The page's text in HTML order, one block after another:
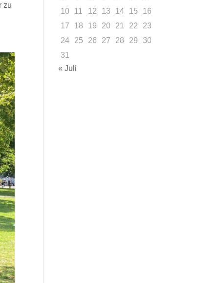
zu
10
11 12 13 14 15
16
17
18 19 20 21 22
23
24
25 26 27 28 29
30
31
« Juli